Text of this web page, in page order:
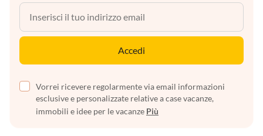
Accedi
Vorrei ricevere regolarmente via email informazioni
esclusive e personalizzate relative a case vacanze,
immobili e idee per le vacanze Più